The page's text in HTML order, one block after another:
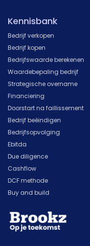
Kennisbank
Bedrijf verkopen
Bedrijf kopen
Bedrijfswaarde berekenen
Waardebepaling bedrijf
Strategische overname
Financiering
Doorstart na faillissement
Bedrijf beëindigen
Bedrijfsopvolging
Ebitda
Due diligence
Cashflow
DCF methode
Buy and build